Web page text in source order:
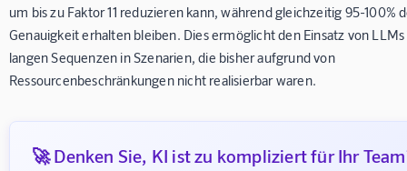
um bis zu Faktor 11 reduzieren kann, während gleichzeitig 95-100%
Genauigkeit erhalten bleiben. Dies ermöglicht den Einsatz von
langen Sequenzen in Szenarien, die bisher aufgrund von
Ressourcenbeschränkungen nicht realisierbar waren.
🚀 Denken Sie, KI ist zu kompliziert für Ihr